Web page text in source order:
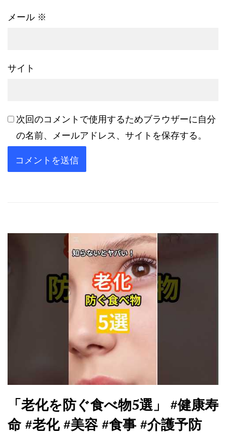
メール ※
サイト
次回のコメントで使用するためブラウザーに自分
の名前、メールアドレス、サイトを保存する。
「老化を防ぐ食べ物5選」 #健康寿
命 #老化 #美容 #食事 #介護予防